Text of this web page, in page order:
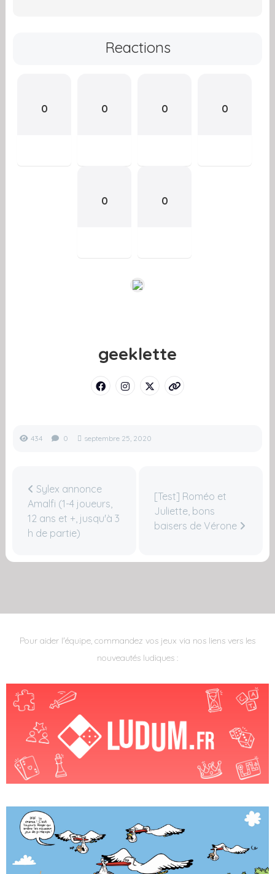
Reactions
0 0 0 0
0 0
geeklette
434 0 septembre 25, 2020
Sylex annonce
Amalfi (1-4 joueurs,
12 ans et +, jusqu'à 3
h de partie)
[Test] Roméo et
Juliette, bons
baisers de Vérone
Pour aider l'équipe, commandez vos jeux via nos liens vers les
nouveautés ludiques :